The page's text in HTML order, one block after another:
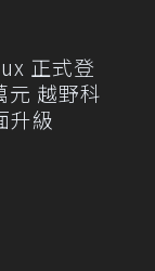
正式登
元 越野科
升級